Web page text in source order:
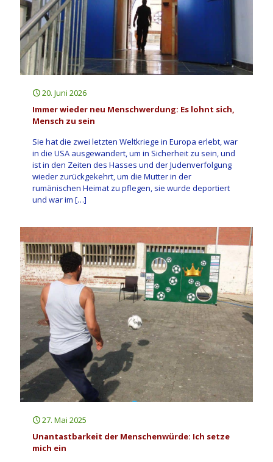
20. Juni 2026
Immer wieder neu Menschwerdung: Es lohnt sich,
Mensch zu sein
Sie hat die zwei letzten Weltkriege in Europa erlebt, war
in die USA ausgewandert, um in Sicherheit zu sein, und
ist in den Zeiten des Hasses und der Judenverfolgung
wieder zurückgekehrt, um die Mutter in der
rumänischen Heimat zu pflegen, sie wurde deportiert
und war im […]
27. Mai 2025
Unantastbarkeit der Menschenwürde: Ich setze
mich ein